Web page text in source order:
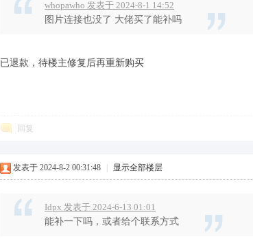
whopawho 发表于 2024-8-1 14:52
图片连接也没了 大佬买了能补吗
已退款，待楼主修复后再重新购买
回复
发表于 2024-8-2 00:31:48 显示全部楼层
Idpx 发表于 2024-6-13 01:01
能补一下吗，或者给个联系方式